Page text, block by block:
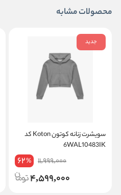
محصولات مشابه
جدید
سویشرت زنانه کوتون Koton کد
6WAL10483IK
11,999,000
62%
4,599,000